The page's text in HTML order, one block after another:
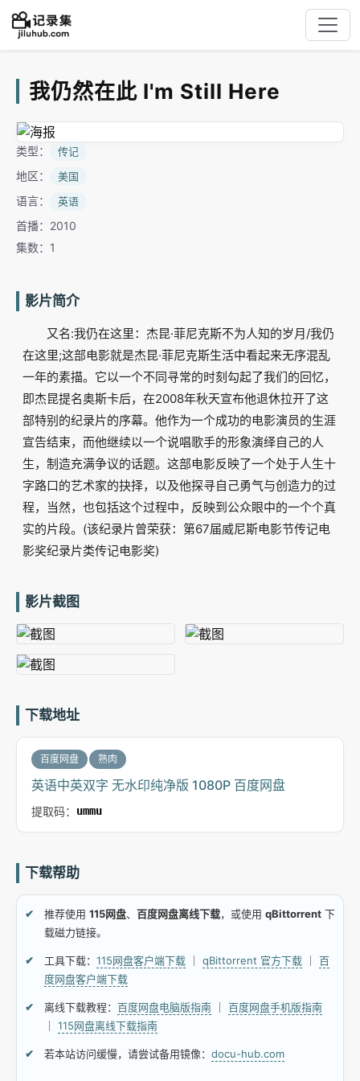
我仍然在此 I'm Still Here
类型： 传记
地区： 美国
语言： 英语
首播：2010
集数：1
影片简介
又名:我仍在这里：杰昆·菲尼克斯不为人知的岁月/我仍
在这里;这部电影就是杰昆·菲尼克斯生活中看起来无序混乱
一年的素描。它以一个不同寻常的时刻勾起了我们的回忆，
即杰昆提名奥斯卡后，在2008年秋天宣布他退休拉开了这
部特别的纪录片的序幕。他作为一个成功的电影演员的生涯
宣告结束，而他继续以一个说唱歌手的形象演绎自己的人
生，制造充满争议的话题。这部电影反映了一个处于人生十
字路口的艺术家的抉择，以及他探寻自己勇气与创造力的过
程，当然，也包括这个过程中，反映到公众眼中的一个个真
实的片段。(该纪录片曾荣获：第67届威尼斯电影节传记电
影奖纪录片类传记电影奖)
影片截图
下载地址
百度网盘 熟肉
英语中英双字 无水印纯净版 1080P 百度网盘
提取码： ummu
下载帮助
推荐使用 115网盘、 百度网盘离线下载，或使用 qBittorrent 下
载磁力链接。
工具下载： 115网盘客户端下载 qBittorrent 官方下载
百
度网盘客户端下载
离线下载教程： 百度网盘电脑版指南
百度网盘手机版指南
115网盘离线下载指南
若本站访问缓慢，请尝试备用镜像： docu-hub.com